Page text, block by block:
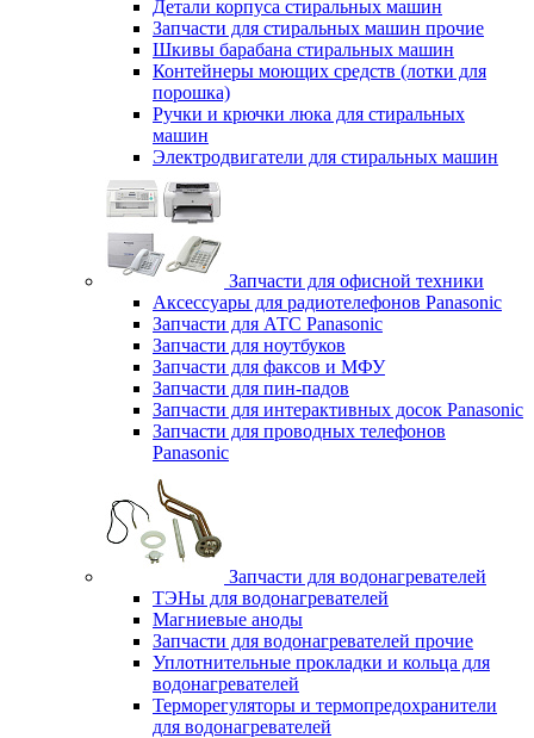
Детали корпуса стиральных машин
Запчасти для стиральных машин прочие
Шкивы барабана стиральных машин
Контейнеры моющих средств (лотки для
порошка)
Ручки и крючки люка для стиральных
машин
Электродвигатели для стиральных машин
Запчасти для офисной техники
Аксессуары для радиотелефонов Panasonic
Запчасти для АТС Panasonic
Запчасти для ноутбуков
Запчасти для факсов и МФУ
Запчасти для пин-падов
Запчасти для интерактивных досок Panasonic
Запчасти для проводных телефонов
Panasonic
Запчасти для водонагревателей
ТЭНы для водонагревателей
Магниевые аноды
Запчасти для водонагревателей прочие
Уплотнительные прокладки и кольца для
водонагревателей
Терморегуляторы и термопредохранители
для водонагревателей